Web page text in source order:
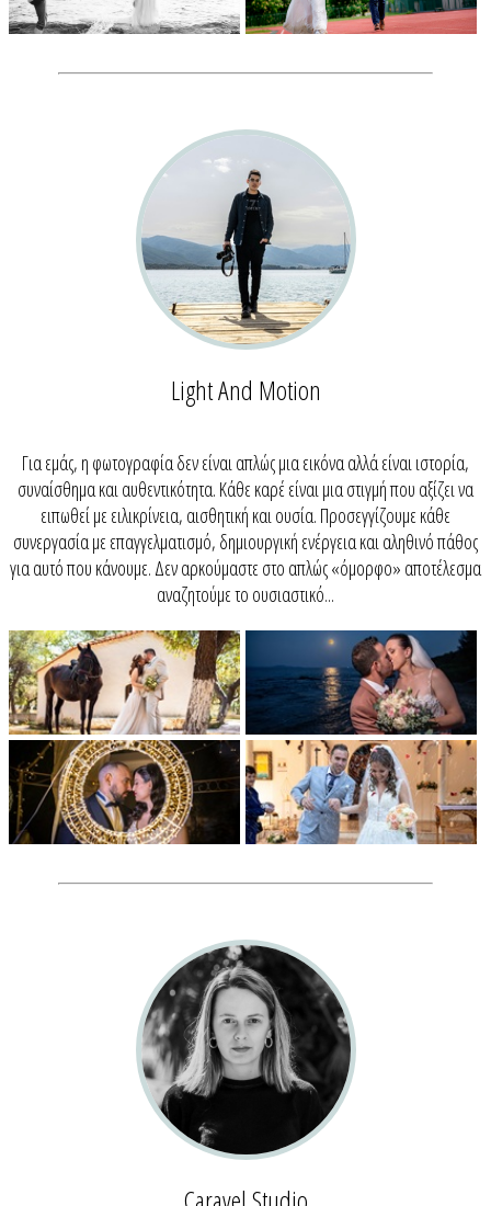
Light And Motion
Για εμάς, η φωτογραφία δεν είναι απλώς μια εικόνα αλλά είναι ιστορία,
συναίσθημα και αυθεντικότητα. Κάθε καρέ είναι μια στιγμή που αξίζει να
ειπωθεί με ειλικρίνεια, αισθητική και ουσία. Προσεγγίζουμε κάθε
συνεργασία με επαγγελματισμό, δημιουργική ενέργεια και αληθινό πάθος
για αυτό που κάνουμε. Δεν αρκούμαστε στο απλώς «όμορφο» αποτέλεσμα
αναζητούμε το ουσιαστικό...